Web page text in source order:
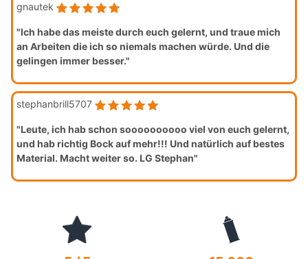
gnautek
"Ich habe das meiste durch euch gelernt, und traue mich
an Arbeiten die ich so niemals machen würde. Und die
gelingen immer besser."
stephanbrill5707
"Leute, ich hab schon soooooooooo viel von euch gelernt,
und hab richtig Bock auf mehr!!! Und natürlich auf bestes
Material. Macht weiter so. LG Stephan"